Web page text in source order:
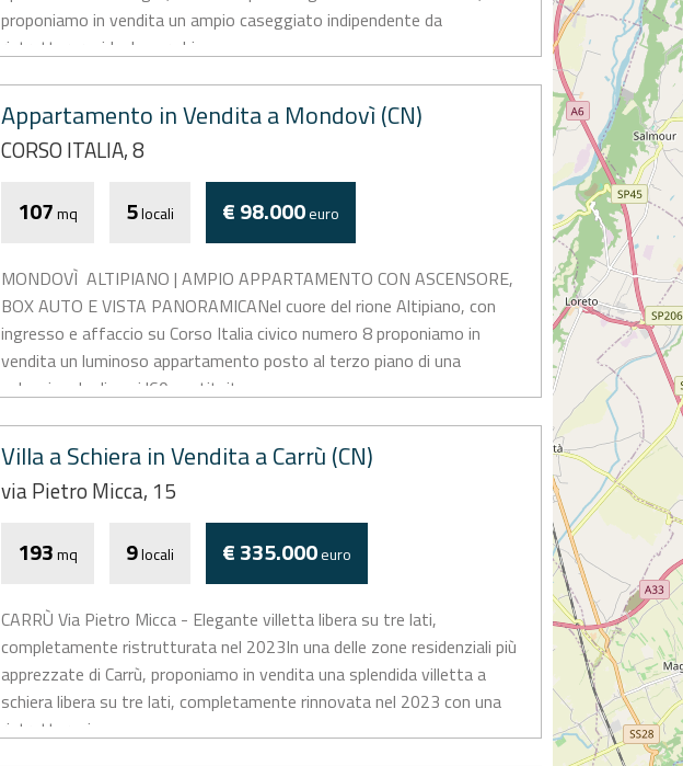
proponiamo in vendita un ampio caseggiato indipendente da
ristrutturare, ideale per chi sogna...
Appartamento in Vendita a Mondovì (CN)
CORSO ITALIA, 8
107mq 5locali € 98.000euro
MONDOVÌ  ALTIPIANO | AMPIO APPARTAMENTO CON ASCENSORE,
BOX AUTO E VISTA PANORAMICANel cuore del rione Altipiano, con
ingresso e affaccio su Corso Italia civico numero 8 proponiamo in
vendita un luminoso appartamento posto al terzo piano di una
palazzina degli anni '60 costituita...
Villa a Schiera in Vendita a Carrù (CN)
via Pietro Micca, 15
193mq 9locali € 335.000euro
CARRÙ Via Pietro Micca - Elegante villetta libera su tre lati,
completamente ristrutturata nel 2023In una delle zone residenziali più
apprezzate di Carrù, proponiamo in vendita una splendida villetta a
schiera libera su tre lati, completamente rinnovata nel 2023 con una
ristrutturazione...